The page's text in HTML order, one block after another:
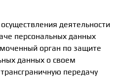
деятельности
персональных данных
орган по защите
данных о своем
передачу